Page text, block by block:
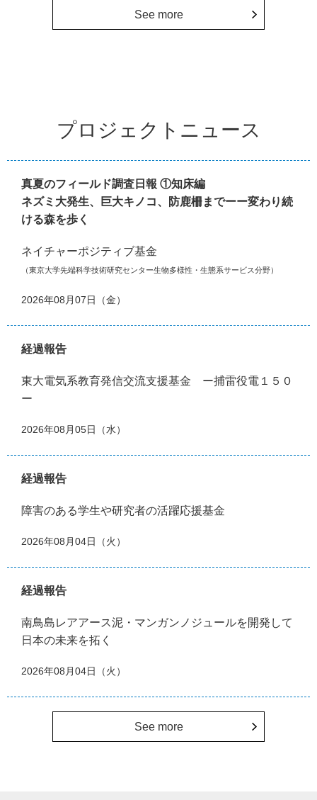
See more
プロジェクトニュース
真夏のフィールド調査日報 ①知床編
ネズミ大発生、巨大キノコ、防鹿柵までーー変わり続
ける森を歩く
ネイチャーポジティブ基金
（東京大学先端科学技術研究センター生物多様性・生態系サービス分野）
2026年08月07日（金）
経過報告
東大電気系教育発信交流支援基金 ー捕雷役電１５０
ー
2026年08月05日（水）
経過報告
障害のある学生や研究者の活躍応援基金
2026年08月04日（火）
経過報告
南鳥島レアアース泥・マンガンノジュールを開発して
日本の未来を拓く
2026年08月04日（火）
See more